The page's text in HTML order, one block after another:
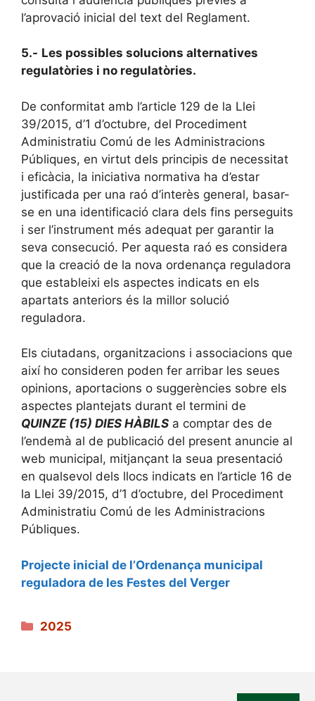
l’aprovació inicial del text del Reglament.
5.- Les possibles solucions alternatives
regulatòries i no regulatòries.
De conformitat amb l’article 129 de la Llei
39/2015, d’1 d’octubre, del Procediment
Administratiu Comú de les Administracions
Públiques, en virtut dels principis de necessitat
i eficàcia, la iniciativa normativa ha d’estar
justificada per una raó d’interès general, basar-
se en una identificació clara dels fins perseguits
i ser l’instrument més adequat per garantir la
seva consecució. Per aquesta raó es considera
que la creació de la nova ordenança reguladora
que estableixi els aspectes indicats en els
apartats anteriors és la millor solució
reguladora.
Els ciutadans, organitzacions i associacions que
així ho consideren poden fer arribar les seues
opinions, aportacions o suggerències sobre els
aspectes plantejats durant el termini de
QUINZE (15) DIES HÀBILS a comptar des de
l’endemà al de publicació del present anuncie al
web municipal, mitjançant la seua presentació
en qualsevol dels llocs indicats en l’article 16 de
la Llei 39/2015, d’1 d’octubre, del Procediment
Administratiu Comú de les Administracions
Públiques.
Projecte inicial de l’Ordenança municipal
reguladora de les Festes del Verger
Categories
2025